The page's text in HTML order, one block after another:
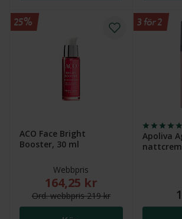
ACO Face Bright
Booster, 30 ml
Webbpris
Nytt reducerat pris: 164,25
164,25 kr
Ord.webbpris219 kr
25%
Apoliva
3 för 2